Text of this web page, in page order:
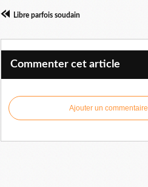
Libre parfois soudain
Commenter cet article
Ajouter un commentaire